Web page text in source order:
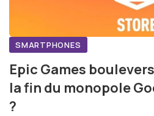
SMARTPHONES
Epic Games
la fin du monopole
?